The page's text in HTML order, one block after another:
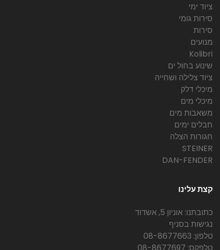
ציוד ימי
סירות גומי
סירות
מנועים
Kolibri
שינוע בחול ים
ציוד צלילה ושחייה
מיכלי דלק
מיכלי מים
משאבות מים
חבלים ימים
חגורות הצלה
STEINER
DAN-FENDER
קצת עלינו
כתובתנו: אוניון 5, אשדוד
נגישות בסניף
טלפון: 08-8677663
טלפקס: 08-8677697